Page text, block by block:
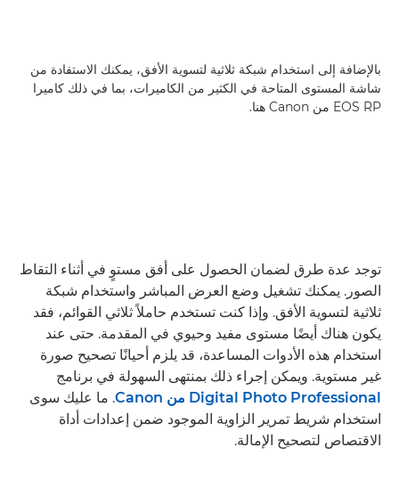
بالإضافة إلى استخدام شبكة ثلاثية لتسوية الأفق، يمكنك الاستفادة من
شاشة المستوى المتاحة في الكثير من الكاميرات، بما في ذلك كاميرا
EOS RP من Canon هنا.
توجد عدة طرق لضمان الحصول على أفق مستوٍ في أثناء التقاط
الصور. يمكنك تشغيل وضع العرض المباشر واستخدام شبكة
ثلاثية لتسوية الأفق. وإذا كنت تستخدم حاملاً ثلاثي القوائم، فقد
يكون هناك أيضًا مستوى مفيد وحيوي في المقدمة. حتى عند
استخدام هذه الأدوات المساعدة، قد يلزم أحيانًا تصحيح صورة
غير مستوية. ويمكن إجراء ذلك بمنتهى السهولة في برنامج
Digital Photo Professional من Canon
. ما عليك سوى
استخدام شريط تمرير الزاوية الموجود ضمن إعدادات أداة
الاقتصاص لتصحيح الإمالة.